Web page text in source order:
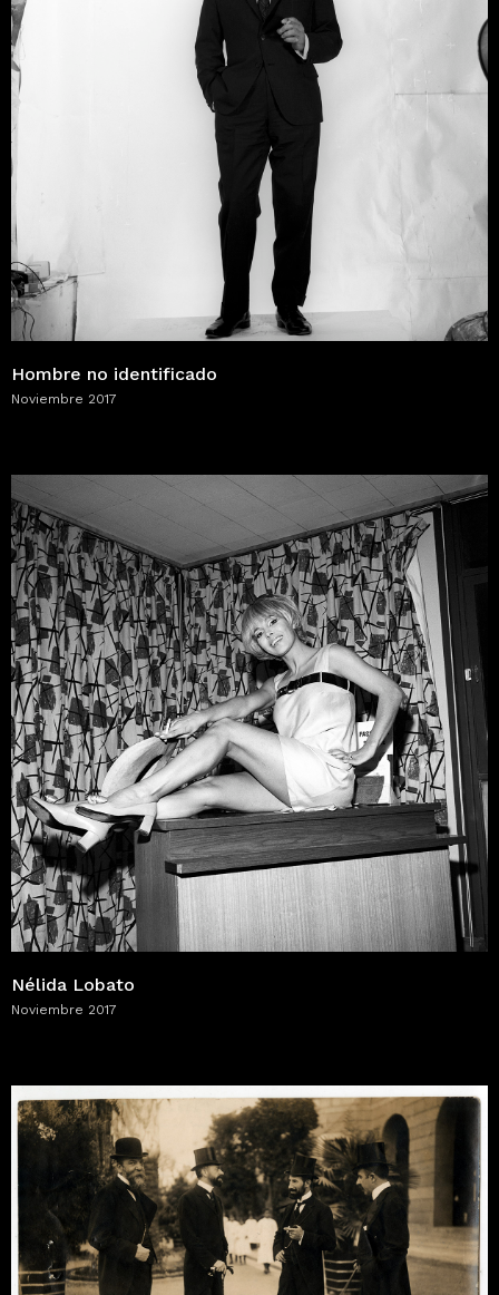
Hombre no identificado
Noviembre 2017
Nélida Lobato
Noviembre 2017